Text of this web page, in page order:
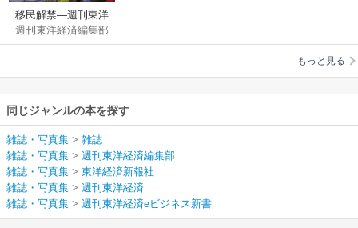
移民解禁―週刊東洋
経済eビジネス新書
No.293
週刊東洋経済編集部
もっと見る
同じジャンルの本を探す
雑誌・写真集 > 雑誌
雑誌・写真集 > 週刊東洋経済編集部
雑誌・写真集 > 東洋経済新報社
雑誌・写真集 > 週刊東洋経済
雑誌・写真集 > 週刊東洋経済eビジネス新書